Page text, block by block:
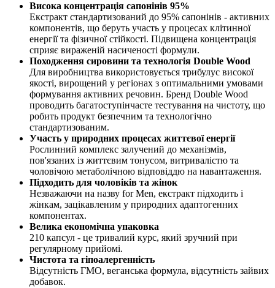
Висока концентрація сапонінів 95%
Екстракт стандартизований до 95% сапонінів - активних
компонентів, що беруть участь у процесах клітинної
енергії та фізичної стійкості. Підвищена концентрація
сприяє вираженій насиченості формули.
Походження сировини та технологія Double Wood
Для виробництва використовується трибулус високої
якості, вирощений у регіонах з оптимальними умовами
формування активних речовин. Бренд Double Wood
проводить багатоступінчасте тестування на чистоту, що
робить продукт безпечним та технологічно
стандартизованим.
Участь у природних процесах життєвої енергії
Рослинний комплекс залучений до механізмів,
пов'язаних із життєвим тонусом, витривалістю та
чоловічою метаболічною відповіддю на навантаження.
Підходить для чоловіків та жінок
Незважаючи на назву for Men, екстракт підходить і
жінкам, зацікавленим у природних адаптогенних
компонентах.
Велика економічна упаковка
210 капсул - це тривалий курс, який зручний при
регулярному прийомі.
Чистота та гіпоалергенність
Відсутність ГМО, веганська формула, відсутність зайвих
добавок.